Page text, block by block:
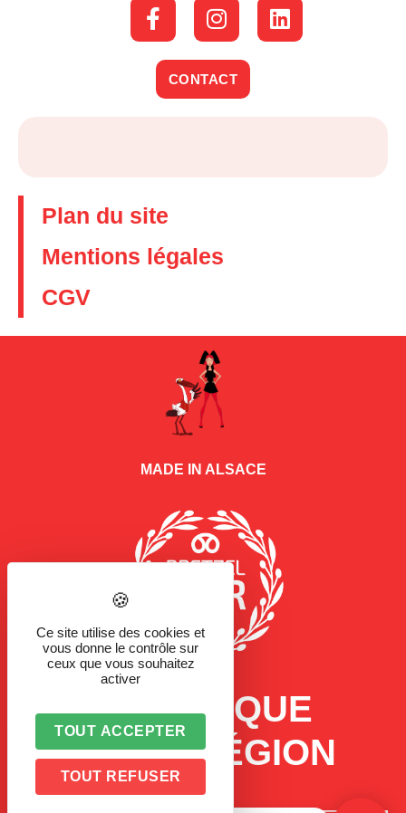
CONTACT
Plan du site
Mentions légales
CGV
MADE IN ALSACE
LA MARQUE
D'UNE RÉGION
Ce site utilise des cookies et
vous donne le contrôle sur
ceux que vous souhaitez
activer
TOUT ACCEPTER
TOUT REFUSER